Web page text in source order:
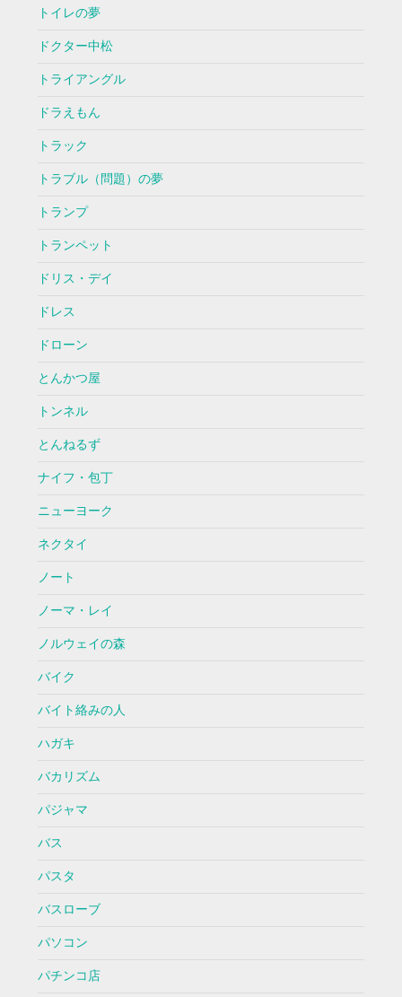
トイレの夢
ドクター中松
トライアングル
ドラえもん
トラック
トラブル（問題）の夢
トランプ
トランペット
ドリス・デイ
ドレス
ドローン
とんかつ屋
トンネル
とんねるず
ナイフ・包丁
ニューヨーク
ネクタイ
ノート
ノーマ・レイ
ノルウェイの森
バイク
バイト絡みの人
ハガキ
バカリズム
パジャマ
バス
パスタ
バスローブ
パソコン
パチンコ店